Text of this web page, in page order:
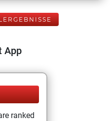
App
ranked